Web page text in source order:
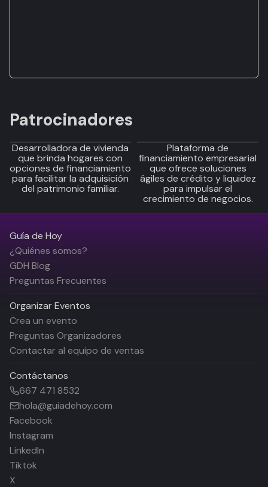
Patrocinadores
Desarrolladora de vivienda
que brinda hogares con
opciones de financiamiento
para facilitar la adquisición
del patrimonio familiar.
Plataforma de
financiamiento empresarial
que ofrece soluciones
ágiles de crédito y liquidez
para impulsar el
crecimiento de negocios.
Guía de Hoy
¿Quiénes somos?
GDH Blog
Preguntas Frecuentes
Organizar Eventos
Crea un evento
Preguntas Organizadores
Contactar al equipo de ventas
Contáctanos
667 471 8532
hola@guiadehoy.com
Facebook
Instagram
LinkedIn
Tiktok
X